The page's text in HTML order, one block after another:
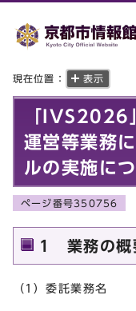
現在位置： 表示
「IVS2026
運営等業務
ルの実施に
ページ番号350756
1 業務の概
（1）委託業務名